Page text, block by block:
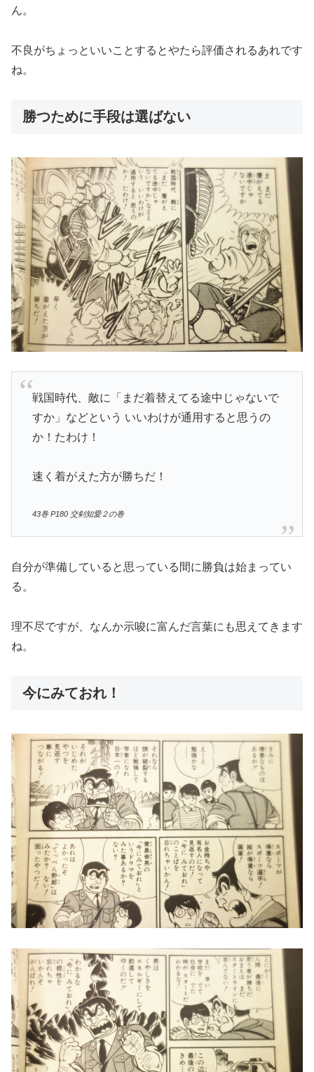
ん。
不良がちょっといいことするとやたら評価されるあれです
ね。
勝つために手段は選ばない
戦国時代、敵に「まだ着替えてる途中じゃないで
すか」などという いいわけが通用すると思うの
か！たわけ！
速く着がえた方が勝ちだ！
43巻 P180 交剣知愛２の巻
自分が準備していると思っている間に勝負は始まってい
る。
理不尽ですが、なんか示唆に富んだ言葉にも思えてきます
ね。
今にみておれ！